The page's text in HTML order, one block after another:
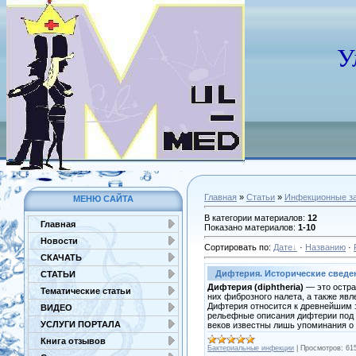
МЕНЮ САЙТА
Главная
Новости
СКАЧАТЬ
СТАТЬИ
Тематические статьи
ВИДЕО
УСЛУГИ ПОРТАЛА
Книга отзывов
Главная » Статьи » Инфекционные
В категории материалов: 12
Показано материалов: 1-10
Сортировать по: Дате · Названию ·
Дифтерия. Исторические
Дифтерия (diphtheria) — это
них фиброзного налета, а также
Дифтерия относится к древнейшим
рельефные описания дифтерии под
веков известны лишь упоминания
Бактериальные инфекции Просмотров: